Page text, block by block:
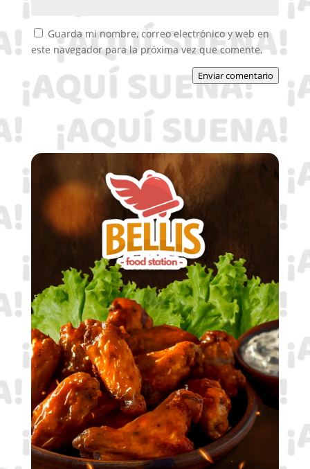
Guarda mi nombre, correo electrónico y web en
este navegador para la próxima vez que comente.
Enviar comentario